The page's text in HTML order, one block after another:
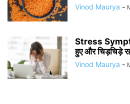
Vinod Maurya -
Stress
हुए और चिड़चिड़े
Vinod Maurya -